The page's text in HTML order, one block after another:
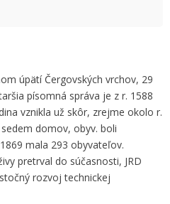
úpätí Čergovských vrchov, 29
písomná správa je z r. 1588
vznikla už skôr, zrejme okolo r.
domov, obyv. boli
mala 293 obyvateľov.
pretrval do súčasnosti, JRD
rozvoj technickej